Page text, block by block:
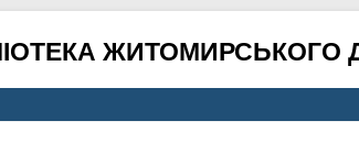
ЖИТОМИРСЬКОГО